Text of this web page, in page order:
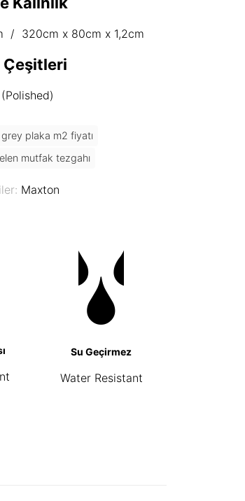
/ 320cm x 80cm x 1,2cm
Çeşitleri
Maxton
plaka m2 fiyatı
mutfak tezgahı
Su Geçirmez
Water Resistant